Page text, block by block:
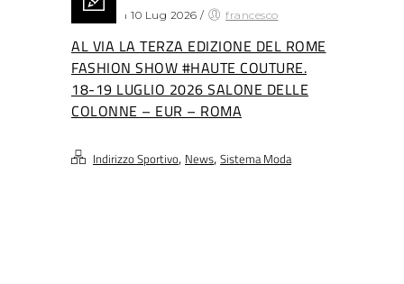
Posted on 10 Lug 2026 / francesco
AL VIA LA TERZA EDIZIONE DEL ROME
FASHION SHOW #HAUTE COUTURE.
18-19 LUGLIO 2026 SALONE DELLE
COLONNE – EUR – ROMA
Indirizzo Sportivo, News, Sistema Moda